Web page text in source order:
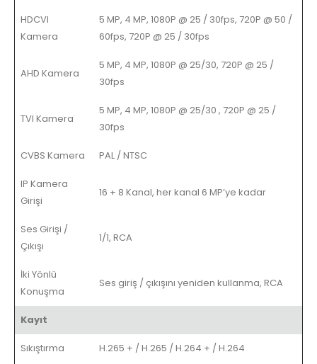
HDCVI
Kamera
5 MP, 4 MP, 1080P @ 25 / 30fps, 720P @ 50 /
60fps, 720P @ 25 / 30fps
AHD Kamera
5 MP, 4 MP, 1080P @ 25/30, 720P @ 25 /
30fps
TVI Kamera
5 MP, 4 MP, 1080P @ 25/30 , 720P @ 25 /
30fps
CVBS Kamera PAL / NTSC
IP Kamera
Girişi
16 + 8 Kanal, her kanal 6 MP’ye kadar
Ses Girişi /
Çıkışı
1/1, RCA
İki Yönlü
Konuşma
Ses giriş / çıkışını yeniden kullanma, RCA
Kayıt
Sıkıştırma H.265 + / H.265 / H.264 + / H.264